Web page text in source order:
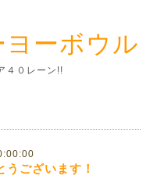
ーボウル
４０レーン!!
ございます！